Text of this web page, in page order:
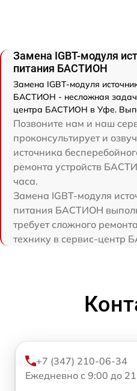
Замена IGBT-модуля
питания БАСТИОН
Замена IGBT-модуля
БАСТИОН - несложная
центра БАСТИОН в Уфе.
Позвоните нам и наш
проконсультирует и
источника
ремонта устройств
часа.
Замена IGBT-модуля
питания БАСТИОН
требует сложного
технику в сервис-центр
+7 (347) 210-06-34
Ежедневно с 9:00 до